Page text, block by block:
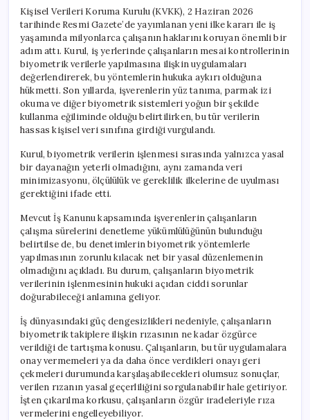
KVKK’ya
Aykırı
Bulundu
için
Kişisel Verileri Koruma Kurulu (KVKK), 2 Haziran 2026
tarihinde Resmi Gazete’de yayımlanan yeni ilke kararı ile iş
yaşamında milyonlarca çalışanın haklarını koruyan önemli bir
adım attı. Kurul, iş yerlerinde çalışanların mesai kontrollerinin
biyometrik verilerle yapılmasına ilişkin uygulamaları
değerlendirerek, bu yöntemlerin hukuka aykırı olduğuna
hükmetti. Son yıllarda, işverenlerin yüz tanıma, parmak izi
okuma ve diğer biyometrik sistemleri yoğun bir şekilde
kullanma eğiliminde olduğu belirtilirken, bu tür verilerin
hassas kişisel veri sınıfına girdiği vurgulandı.
Kurul, biyometrik verilerin işlenmesi sırasında yalnızca yasal
bir dayanağın yeterli olmadığını, aynı zamanda veri
minimizasyonu, ölçülülük ve gereklilik ilkelerine de uyulması
gerektiğini ifade etti.
Mevcut İş Kanunu kapsamında işverenlerin çalışanların
çalışma sürelerini denetleme yükümlülüğünün bulunduğu
belirtilse de, bu denetimlerin biyometrik yöntemlerle
yapılmasının zorunlu kılacak net bir yasal düzenlemenin
olmadığını açıkladı. Bu durum, çalışanların biyometrik
verilerinin işlenmesinin hukuki açıdan ciddi sorunlar
doğurabileceği anlamına geliyor.
İş dünyasındaki güç dengesizlikleri nedeniyle, çalışanların
biyometrik takiplere ilişkin rızasının ne kadar özgürce
verildiği de tartışma konusu. Çalışanların, bu tür uygulamalara
onay vermemeleri ya da daha önce verdikleri onayı geri
çekmeleri durumunda karşılaşabilecekleri olumsuz sonuçlar,
verilen rızanın yasal geçerliliğini sorgulanabilir hale getiriyor.
İşten çıkarılma korkusu, çalışanların özgür iradeleriyle rıza
vermelerini engelleyebiliyor.